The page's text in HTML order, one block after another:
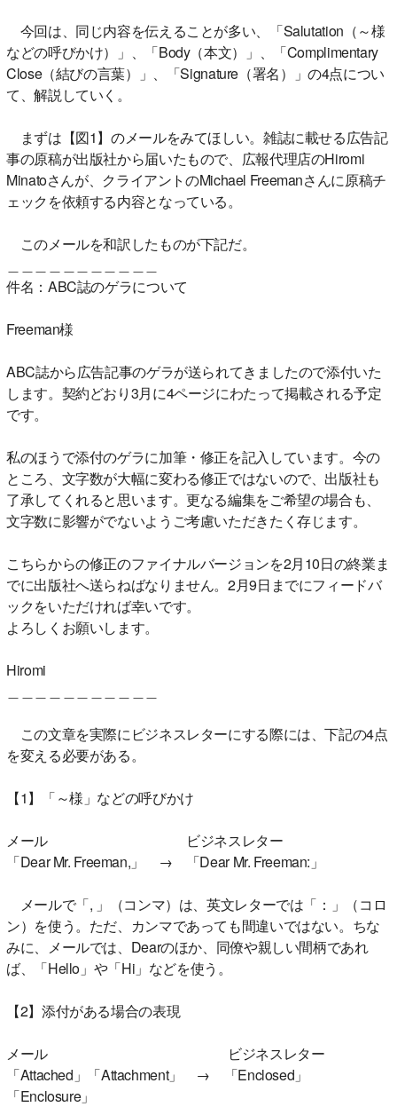
今回は、同じ内容を伝えることが多い、「Salutation（～様
などの呼びかけ）」、「Body（本文）」、「Complimentary
Close（結びの言葉）」、「Signature（署名）」の4点につい
て、解説していく。
まずは【図1】のメールをみてほしい。雑誌に載せる広告記
事の原稿が出版社から届いたもので、広報代理店のHiromi
Minatoさんが、クライアントのMichael Freemanさんに原稿チ
ェックを依頼する内容となっている。
このメールを和訳したものが下記だ。
件名：ABC誌のゲラについて
Freeman様
ABC誌から広告記事のゲラが送られてきましたので添付いた
します。契約どおり3月に4ページにわたって掲載される予定
です。
私のほうで添付のゲラに加筆・修正を記入しています。今の
ところ、文字数が大幅に変わる修正ではないので、出版社も
了承してくれると思います。更なる編集をご希望の場合も、
文字数に影響がでないようご考慮いただきたく存じます。
こちらからの修正のファイナルバージョンを2月10日の終業ま
でに出版社へ送らねばなりません。2月9日までにフィードバ
ックをいただければ幸いです。
よろしくお願いします。
Hiromi
この文章を実際にビジネスレターにする際には、下記の4点
を変える必要がある。
【1】「～様」などの呼びかけ
メール ビジネスレター
「Dear Mr. Freeman,」 → 「Dear Mr. Freeman:」
メールで「, 」（コンマ）は、英文レターでは「：」（コロ
ン）を使う。ただ、カンマであっても間違いではない。ちな
みに、メールでは、Dearのほか、同僚や親しい間柄であれ
ば、「Hello」や「Hi」などを使う。
【2】添付がある場合の表現
メール ビジネスレター
「Attached」「Attachment」 → 「Enclosed」
「Enclosure」